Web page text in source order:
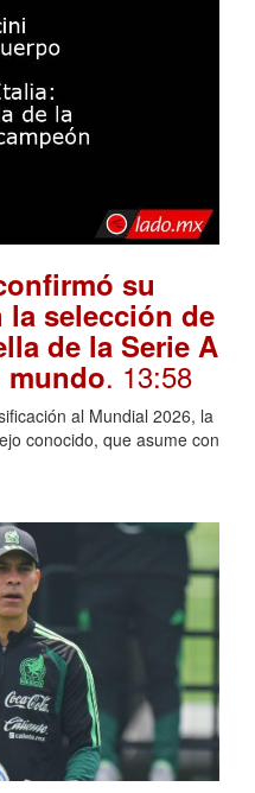
su
selección de
de la Serie A
mundo. 13:58
al Mundial 2026, la
conocido, que asume con